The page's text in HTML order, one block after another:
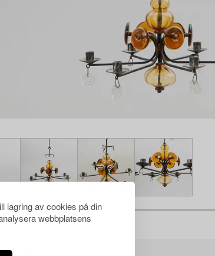
lagring av cookies på din
webbplatsens
på